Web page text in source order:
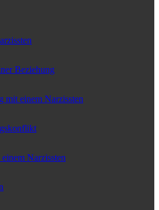
Beziehung
mit einem Narzissten
Narzissten